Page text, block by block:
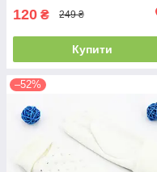
120 ₴ 249 ₴
Купити
–52%